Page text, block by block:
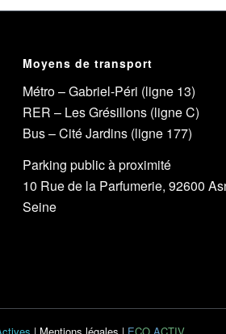
Moyens de transport
Métro – Gabriel-Péri (ligne 13)
RER – Les Grésillons (ligne C)
Bus – Cité Jardins (ligne 177)
Parking public à proximité
10 Rue de la Parfumerie, 92600
Seine